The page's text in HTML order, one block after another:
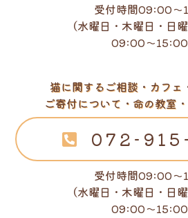
受付時間09:00
（水曜日・木曜日・日
09:00～15:00
猫に関するご相談・カフェ
ご寄付について・命の教室
072-
受付時間09:00
（水曜日・木曜日・日
09:00～15:00